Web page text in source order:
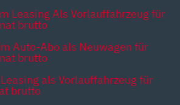
Leasing Als Vorlauffahrzeug für
brutto
Auto-Abo als Neuwagen für
brutto
als Vorlauffahrzeug für
brutto